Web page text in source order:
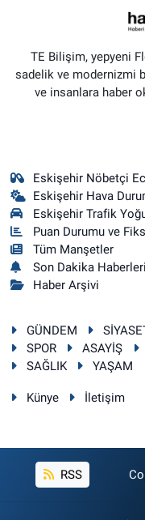
TE Bilişim, yepyeni
sadelik ve modernizmi
ve insanlara haber
Eskişehir Nöbetçi
Eskişehir Hava
Eskişehir Trafik
Puan Durumu ve
Tüm Manşetler
Son Dakika Haberleri
Haber Arşivi
GÜNDEM
SPOR
ASAYİŞ
SAĞLIK
YAŞAM
Künye İletişim
RSS